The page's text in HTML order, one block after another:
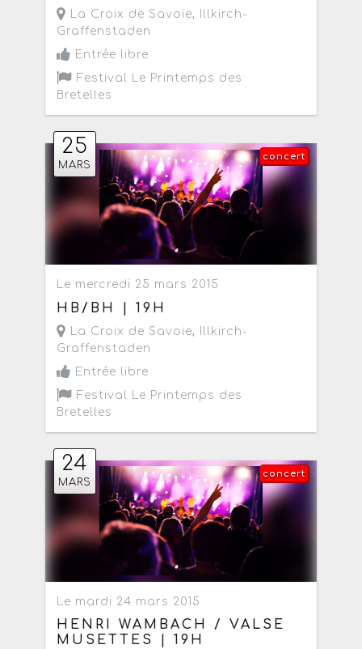
La Croix de Savoie,
Illkirch-
Graffenstaden
Entrée libre
Festival Le Printemps des
Bretelles
25
MARS
concert
Le mercredi 25 mars 2015
HB/BH | 19H
La Croix de Savoie,
Illkirch-
Graffenstaden
Entrée libre
Festival Le Printemps des
Bretelles
24
MARS
concert
Le mardi 24 mars 2015
HENRI WAMBACH / VALSE
MUSETTES | 19H